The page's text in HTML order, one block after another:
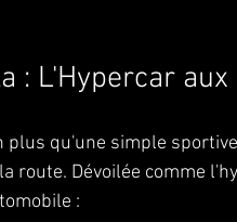
: L'Hypercar aux
plus qu'une simple
route. Dévoilée comme
: